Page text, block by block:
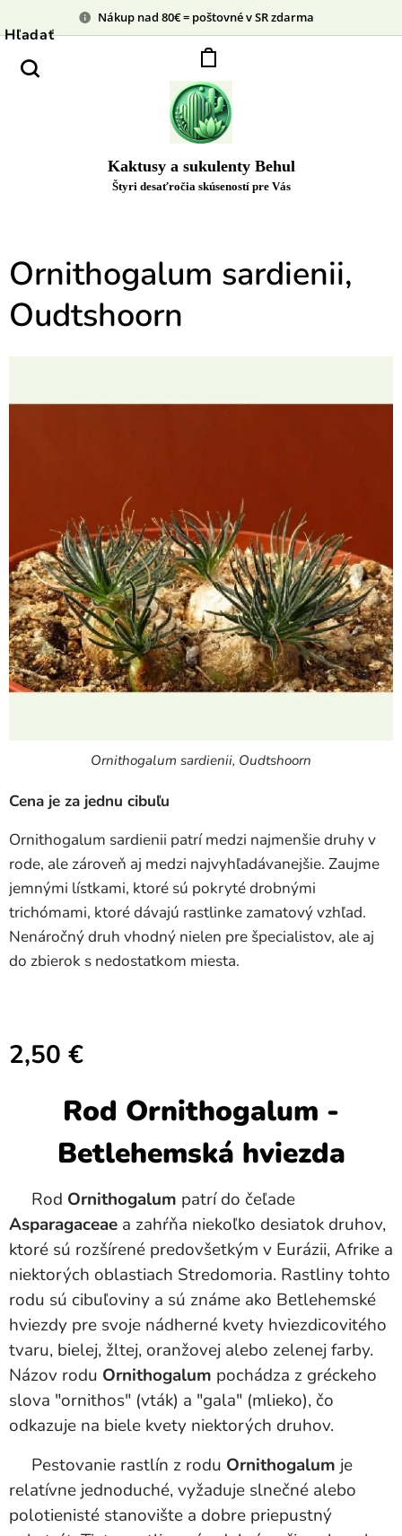
Nákup nad 80€ = poštovné v SR zdarma
Kaktusy a sukulenty Behul
Štyri desaťročia skúseností pre Vás
Hľadať
Ornithogalum sardienii,
Oudtshoorn
Ornithogalum sardienii, Oudtshoorn
Cena je za jednu cibuľu
Ornithogalum sardienii patrí medzi najmenšie druhy v
rode, ale zároveň aj medzi najvyhľadávanejšie. Zaujme
jemnými lístkami, ktoré sú pokryté drobnými
trichómami, ktoré dávajú rastlinke zamatový vzhľad.
Nenáročný druh vhodný nielen pre špecialistov, ale aj
do zbierok s nedostatkom miesta.
2,50 €
Rod Ornithogalum -
Betlehemská hviezda
Rod Ornithogalum patrí do čeľade
Asparagaceae a zahŕňa niekoľko desiatok druhov,
ktoré sú rozšírené predovšetkým v Eurázii, Afrike a
niektorých oblastiach Stredomoria. Rastliny tohto
rodu sú cibuľoviny a sú známe ako Betlehemské
hviezdy pre svoje nádherné kvety hviezdicovitého
tvaru, bielej, žltej, oranžovej alebo zelenej farby.
Názov rodu Ornithogalum pochádza z gréckeho
slova "ornithos" (vták) a "gala" (mlieko), čo
odkazuje na biele kvety niektorých druhov.
Pestovanie rastlín z rodu Ornithogalum je
relatívne jednoduché, vyžaduje slnečné alebo
polotienisté stanovište a dobre priepustný